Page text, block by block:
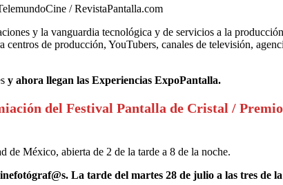
/ RevistaPantalla.com
y la vanguardia tecnológica y de servicios a la
de producción, YouTubers, canales de televisión,
y ahora llegan las Experiencias ExpoPantalla.
del Festival Pantalla de Cristal /
México, abierta de 2 de la tarde a 8 de la noche.
La tarde del martes 28 de julio a las tres de